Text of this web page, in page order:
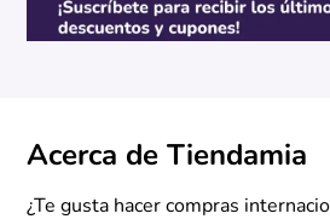
Acerca de Tiendamia
¿Te gusta hacer compras